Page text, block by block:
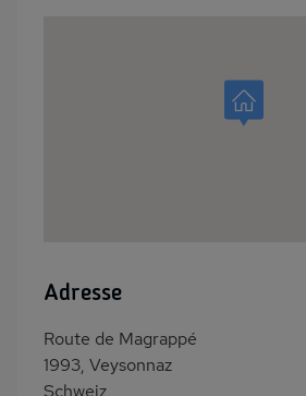
Adresse
Route de Magrappé
1993, Veysonnaz
Schweiz